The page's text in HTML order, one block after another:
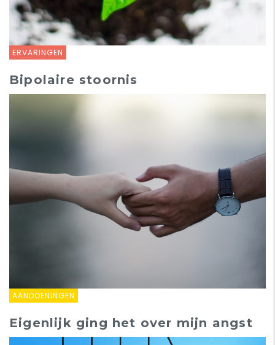
ERVARINGEN
AANDOENINGEN
Bipolaire stoornis
Eigenlijk ging het over mijn angst